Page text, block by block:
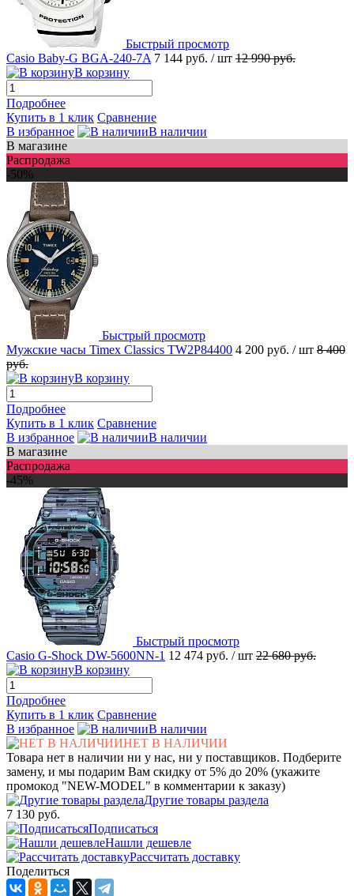
Быстрый просмотр
Casio Baby-G BGA-240-7A 7 144 руб. / шт 12 990 руб.
В корзину
Подробнее
Купить в 1 клик Сравнение
В избранное
В наличии
В магазине
Распродажа
-50%
Быстрый просмотр
Мужские часы Timex Classics TW2P84400 4 200 руб. / шт 8 400
руб.
В корзину
Подробнее
Купить в 1 клик Сравнение
В избранное
В наличии
В магазине
Распродажа
-45%
Быстрый просмотр
Casio G-Shock DW-5600NN-1 12 474 руб. / шт 22 680 руб.
В корзину
Подробнее
Купить в 1 клик Сравнение
В избранное
В наличии
НЕТ В НАЛИЧИИ
Товара нет в наличии ни у нас, ни у поставщиков. Подберите
замену, и мы подарим Вам скидку от 5% до 20% (укажите
промокод "NEW-MODEL" в комментарии к заказу)
Другие товары раздела
7 130 руб.
Подписаться
Нашли дешевле
Рассчитать доставку
Поделиться